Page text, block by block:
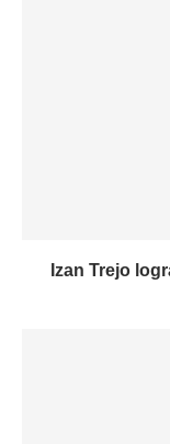
Izan Trejo